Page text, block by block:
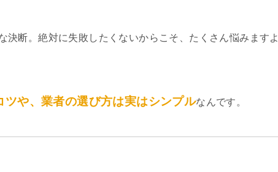
決断。絶対に失敗したくないからこそ、たくさん悩みますよ
や、業者の選び方は実はシンプルなんです。